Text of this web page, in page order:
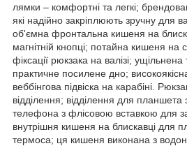
лямки – комфортні та легкі;
які надійно закріплюють зручну для
об'ємна фронтальна кишеня на
магнітній кнопці; потайна кишеня на
фіксації рюкзака на валізі;
практичне посилене дно;
веббінгова підвіска на карабіні.
відділення; відділення для
телефона з флісовою вставкою для
внутрішня кишеня на блискавці для
термоса; ця кишеня виконана з